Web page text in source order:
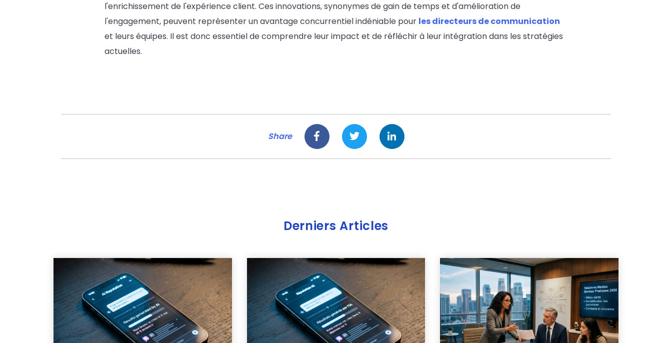
l'enrichissement de l'expérience client. Ces innovations, synonymes de gain de temps et d'amélioration de
l'engagement, peuvent représenter un avantage concurrentiel indéniable pour les directeurs de communication
et leurs équipes. Il est donc essentiel de comprendre leur impact et de réfléchir à leur intégration dans les stratégies
actuelles.
Share
Derniers Articles